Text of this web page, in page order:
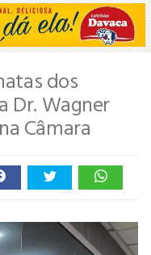
dos
Dr. Wagner
Câmara